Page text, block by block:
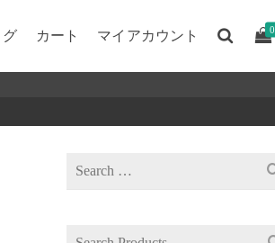
グ カート マイアカウント 0
Search
Search